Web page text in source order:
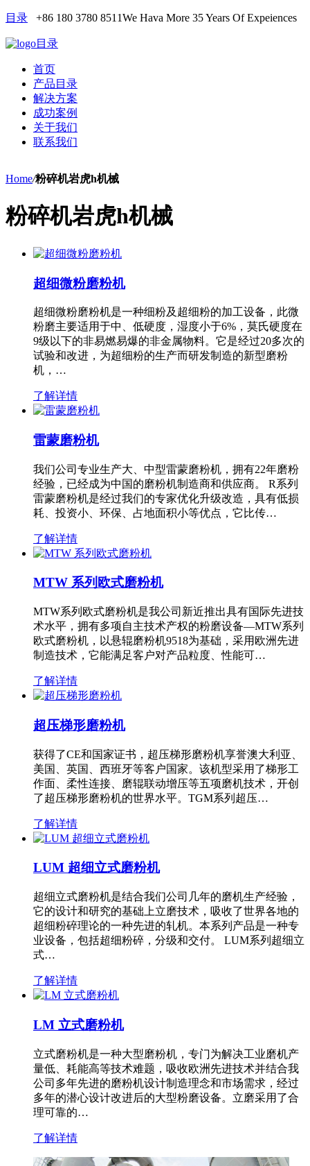
目录 +86 180 3780 8511We Hava More 35 Years Of Expeiences
目录
首页
产品目录
解决方案
成功案例
关于我们
联系我们
Home/粉碎机岩虎h机械
粉碎机岩虎h机械
超细微粉磨粉机
超细微粉磨粉机是一种细粉及超细粉的加工设备，此微
粉磨主要适用于中、低硬度，湿度小于6%，莫氏硬度在
9级以下的非易燃易爆的非金属物料。它是经过20多次的
试验和改进，为超细粉的生产而研发制造的新型磨粉
机，…
了解详情
雷蒙磨粉机
我们公司专业生产大、中型雷蒙磨粉机，拥有22年磨粉
经验，已经成为中国的磨粉机制造商和供应商。 R系列
雷蒙磨粉机是经过我们的专家优化升级改造，具有低损
耗、投资小、环保、占地面积小等优点，它比传…
了解详情
MTW 系列欧式磨粉机
MTW系列欧式磨粉机是我公司新近推出具有国际先进技
术水平，拥有多项自主技术产权的粉磨设备—MTW系列
欧式磨粉机，以悬辊磨粉机9518为基础，采用欧洲先进
制造技术，它能满足客户对产品粒度、性能可…
了解详情
超压梯形磨粉机
获得了CE和国家证书，超压梯形磨粉机享誉澳大利亚、
美国、英国、西班牙等客户国家。该机型采用了梯形工
作面、柔性连接、磨辊联动增压等五项磨机技术，开创
了超压梯形磨粉机的世界水平。TGM系列超压…
了解详情
LUM 超细立式磨粉机
超细立式磨粉机是结合我们公司几年的磨机生产经验，
它的设计和研究的基础上立磨技术，吸收了世界各地的
超细粉碎理论的一种先进的轧机。本系列产品是一种专
业设备，包括超细粉碎，分级和交付。 LUM系列超细立
式…
了解详情
LM 立式磨粉机
立式磨粉机是一种大型磨粉机，专门为解决工业磨机产
量低、耗能高等技术难题，吸收欧洲先进技术并结合我
公司多年先进的磨粉机设计制造理念和市场需求，经过
多年的潜心设计改进后的大型粉磨设备。立磨采用了合
理可靠的…
了解详情